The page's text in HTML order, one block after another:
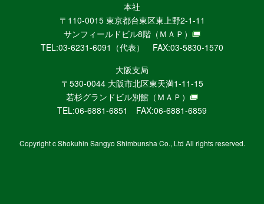
産
業
新
聞
社
ニ
ュ
ー
WEB
本社
〒110-0015 東京都台東区東上野2-1-11
サンフィールドビル8階 （ＭＡＰ）
TEL:03-6231-6091（代表） FAX:03-5830-1570
大阪支局
〒530-0044 大阪市北区東天満1-11-15
若杉グランドビル別館 （ＭＡＰ）
TEL:06-6881-6851 FAX:06-6881-6859
Copyright c Shokuhin Sangyo Shimbunsha Co., Ltd All rights reserved.